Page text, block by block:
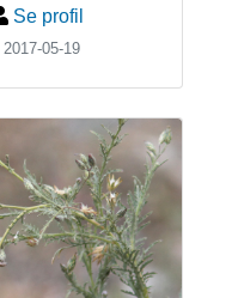
Se profil
2017-05-19